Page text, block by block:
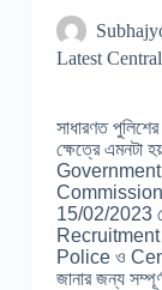
Latest
সাধারণত
ক্ষেত্রে
Commission
15/02/2023
Recruitment
Police ও
জানার জন্য